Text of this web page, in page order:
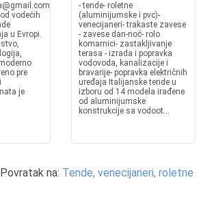
SEDIA d.o.o.
vodećih
u Evropi.
pre
je
- tende- roletne
(aluminijumske i pvc)-
venecijaneri- trakaste zavese
- zavese dan-noć- rolo
komarnici- zastakljivanje
terasa - izrada i popravka
vodovoda, kanalizacije i
bravarije- popravka električnih
uređaja Italijanske tende u
izboru od 14 modela irađene
od aluminijumske
konstrukcije sa vodoot...
Povratak na: Tende, venecijaneri, roletne